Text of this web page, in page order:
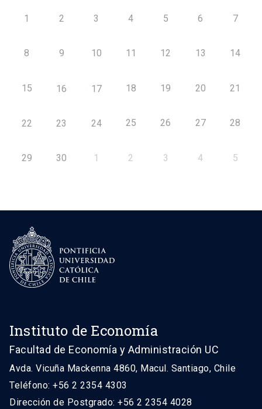
1 2 3 4 5 6 7
8 9 10 11 12 13 14
15 16 17 18 19 20 21
22 23 24 25 26 27 28
29 30 1 2 3 4 5
Instituto de Economía
Facultad de Economía y Administración UC
Avda. Vicuña Mackenna 4860, Macul. Santiago, Chile
Teléfono: +56 2 2354 4303
Dirección de Postgrado: +56 2 2354 4028